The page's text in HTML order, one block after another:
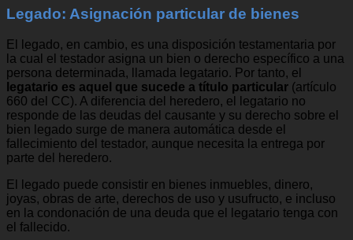
Legado: Asignación particular de bienes
El legado, en cambio, es una disposición testamentaria por
la cual el testador asigna un bien o derecho específico a una
persona determinada, llamada legatario. Por tanto, el
legatario es aquel que sucede a título particular (artículo
660 del CC). A diferencia del heredero, el legatario no
responde de las deudas del causante y su derecho sobre el
bien legado surge de manera automática desde el
fallecimiento del testador, aunque necesita la entrega por
parte del heredero.
El legado puede consistir en bienes inmuebles, dinero,
joyas, obras de arte, derechos de uso y usufructo, e incluso
en la condonación de una deuda que el legatario tenga con
el fallecido.